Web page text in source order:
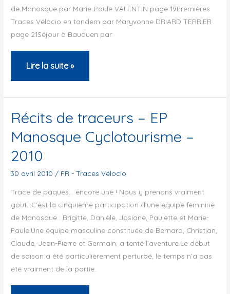
de Manosque par Marie-Paule VALENTIN page 19Premières
Traces Vélocio en tandem par Maryvonne DRIARD TERRIER
page 21Séjour à Bauduen par
Bulletin
de
l’ACP
Juin
2010
Lire la suite »
Récits de traceurs – EP
Manosque Cyclotourisme –
2010
30 avril 2010 / FR - Traces Vélocio
Trace de pâques… encore une ! Nous y prenons vraiment
gout…C’est la cinquième participation d’une équipe féminine
de Manosque : Brigitte, Danièle, Josiane, Paulette et Marie-
Paule.Une équipe masculine constituée de Bernard, Christian,
Claude, Jean-Pierre et Germain, a tenté l’aventure.Le début
de saison a été particulièrement perturbé, le temps n’a pas
été vraiment de la partie.